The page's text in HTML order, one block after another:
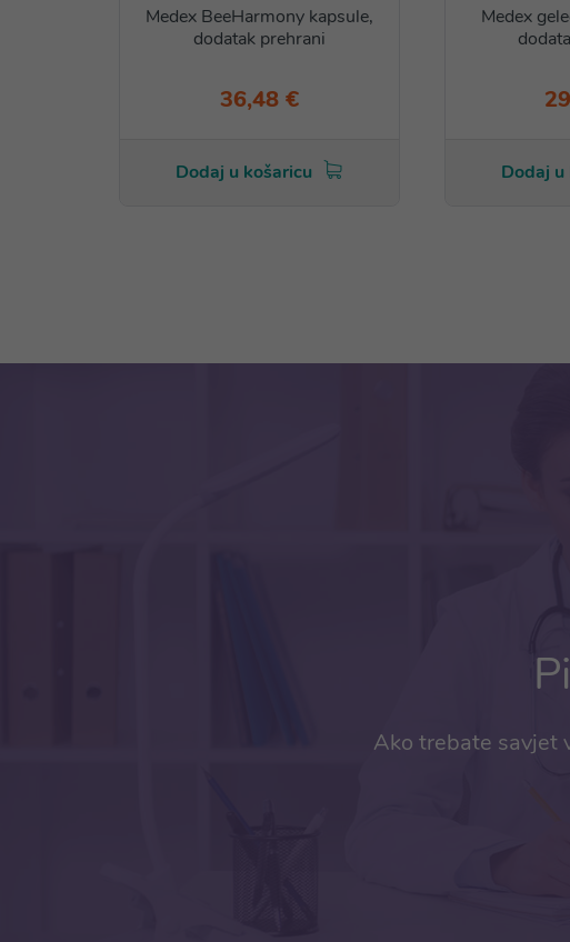
Medex BeeHarmony kapsule,
dodatak prehrani
36,48 €
Dodaj u košaricu
Medex
Dodaj u
Ako trebate savjet